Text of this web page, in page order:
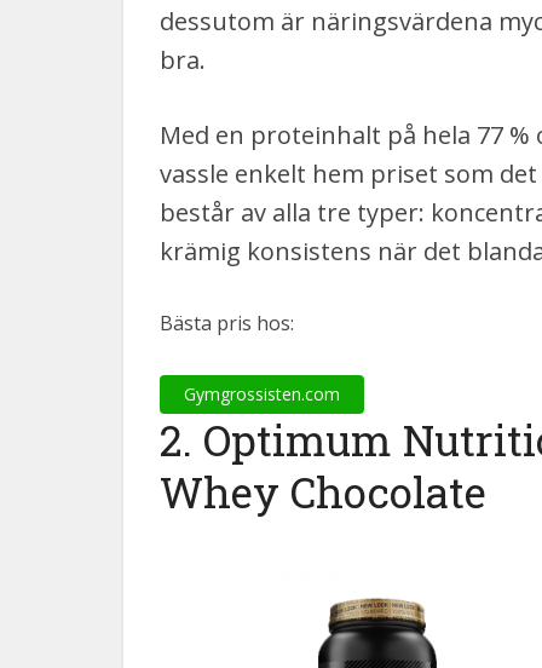
dessutom är näringsvärdena
bra.
Med en proteinhalt på hela 77
vassle enkelt hem priset som
består av alla tre typer:
krämig konsistens när det
Bästa pris hos:
Gymgrossisten.com
2. Optimum
Whey Chocolate